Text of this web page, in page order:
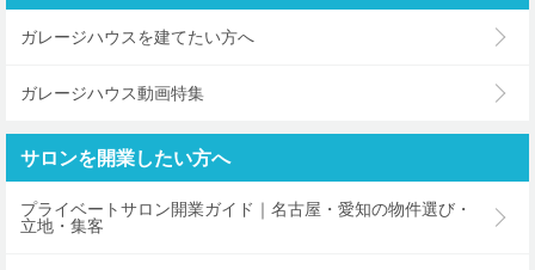
ガレージハウスを建てたい方へ
ガレージハウス動画特集
サロンを開業したい方へ
プライベートサロン開業ガイド｜名古屋・愛知の物件選び・
立地・集客